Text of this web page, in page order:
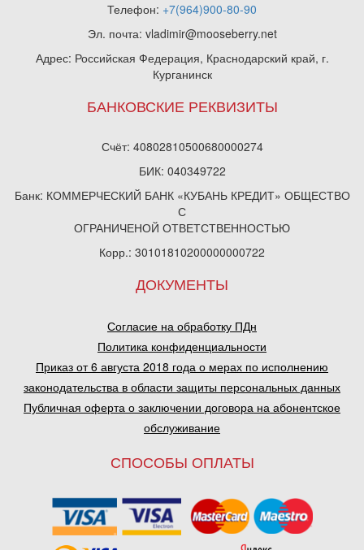
Телефон: +7(964)900-80-90
Эл. почта: vladimir@mooseberry.net
Адрес: Российская Федерация, Краснодарский край, г.
Курганинск
БАНКОВСКИЕ РЕКВИЗИТЫ
Счёт: 40802810500680000274
БИК: 040349722
Банк: КОММЕРЧЕСКИЙ БАНК «КУБАНЬ КРЕДИТ» ОБЩЕСТВО
С
ОГРАНИЧЕНОЙ ОТВЕТСТВЕННОСТЬЮ
Корр.: 30101810200000000722
ДОКУМЕНТЫ
Согласие на обработку ПДн
Политика конфиденциальности
Приказ от 6 августа 2018 года о мерах по исполнению
законодательства в области защиты персональных данных
Публичная оферта о заключении договора на абонентское
обслуживание
СПОСОБЫ ОПЛАТЫ